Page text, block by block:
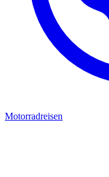
Motorradreisen